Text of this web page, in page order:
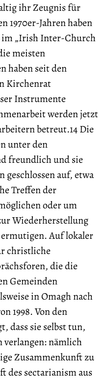
ihr Zeugnis für
1970er-Jahren haben
„Irish Inter-Church
meisten
haben seit den
Kirchenrat
Instrumente
werden jetzt
betreut.14 Die
unter den
freundlich und sie
geschlossen auf, etwa
Treffen der
oder um
Wiederherstellung
Auf lokaler
christliche
die die
Gemeinden
in Omagh nach
1998. Von den
dass sie selbst tun,
verlangen: nämlich
Zusammenkunft zu
des sectarianism aus